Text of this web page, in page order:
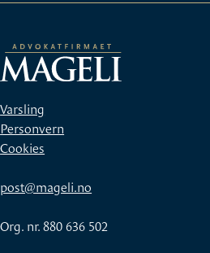
Varsling
Personvern
Cookies
post@mageli.no
Org. nr. 880 636 502